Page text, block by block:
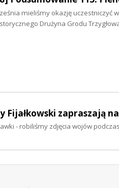
mieliśmy okazję uczestniczyć
Drużyna Grodu
Fijałkowski zapraszają
- robiliśmy zdjęcia wojów